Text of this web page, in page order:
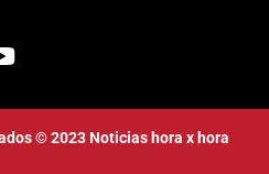
Y
u
t
© 2023 Noticias hora x hora